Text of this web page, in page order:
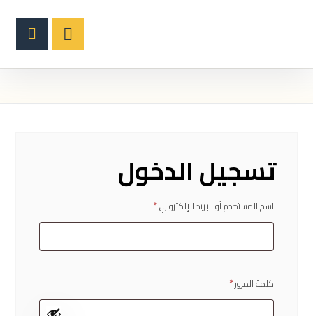
تسجيل الدخول
اسم المستخدم أو البريد الإلكتروني*
كلمة المرور*